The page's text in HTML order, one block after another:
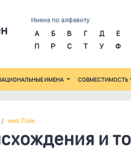
Имена по алфавиту
А Б В Г Д Е
П
Р С Т У Ф
ИМЕНА СОВМЕСТИМОСТЬ
имя Лэйк
и